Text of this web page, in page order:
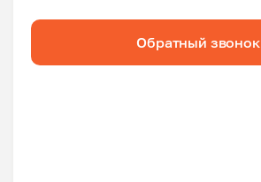
Обратный звонок